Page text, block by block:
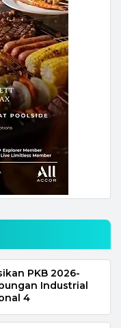
PKB 2026-
Industrial
4